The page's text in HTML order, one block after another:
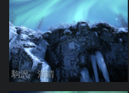
駒沢 満晴